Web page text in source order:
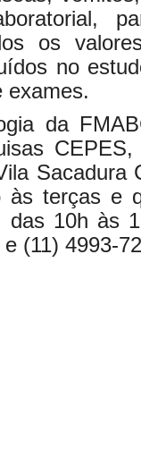
os
no
exames.
da
Sacadura
às terças e
das 10h às
(11) 4993-